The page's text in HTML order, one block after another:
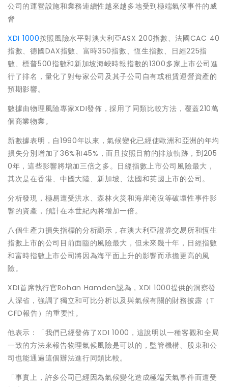
公司的運營設施和業務連續性越來越多地受到極端氣候事件的威
脅
XDI 1000按照風險水平對澳大利亞ASX 200指數、法國CAC 40
指數、德國DAX指數、富時350指數、恆生指數、日經225指
數、標普500指數和新加坡海峽時報指數的1300多家上市公司進
行了排名，量化了對每家公司及其子公司自有或租賃運營資產的
預期影響。
數據由物理風險專家XDI發佈，採用了同類比較方法，覆蓋210萬
個商業物業。
新數據表明，自1990年以來，氣候變化已經使歐洲和亞洲的年均
損失分別增加了36%和45%，而且按照目前的排放軌跡，到205
0年，這些影響將增加三倍之多。日經指數上市公司風險最大，
其次是在香港、中國大陸、新加坡、法國和英國上市的公司。
分析發現，極易遭受洪水、森林火災和海岸淹沒等破壞性事件影
響的資產，預計在本世紀內將增加一倍。
八個生產力損失指標的分析顯示，在澳大利亞證券交易所和恆生
指數上市的公司目前面臨的風險最大，但未來幾十年，日經指數
和富時指數上市公司將因為海平面上升的影響而承擔更高的風
險。
XDI首席執行官Rohan Hamden認為，XDI 1000提供的洞察發
人深省，強調了獨立和可比分析以及與氣候有關的財務披露（T
CFD報告）的重要性。
他表示：「我們已經發佈了XDI 1000，這說明以一種客觀和全局
一致的方法來報告物理氣候風險是可以的，監管機構、股東和公
司也能通過這個辦法進行同類比較。
「事實上，許多公司已經因為氣候變化造成極端天氣事件而遭受